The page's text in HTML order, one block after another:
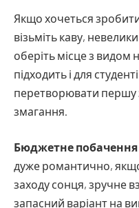
Якщо хочеться
візьміть каву,
оберіть місце з
підходить і для
перетворювати першу
змагання.
Бюджетне побачення
дуже романтично,
заходу сонця, зручне
запасний варіант на